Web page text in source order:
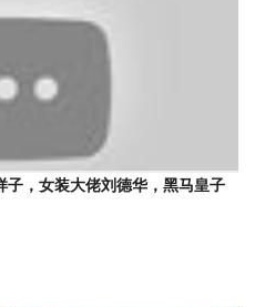
子，女装大佬刘德华，黑马皇子